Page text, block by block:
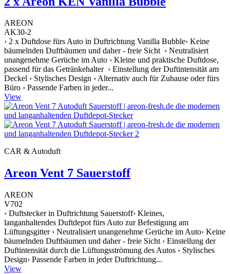
AREON
AK30-2
› 2 x Duftdose fürs Auto in Duftrichtung Vanilla Bubble› Keine
bäumelnden Duftbäumen und daher - freie Sicht › Neutralisiert
unangenehme Gerüche im Auto › Kleine und praktische Duftdose,
passend für das Getränkehalter › Einstellung der Duftintensität am
Deckel › Stylisches Design › Alternativ auch für Zuhause oder fürs
Büro › Passende Farben in jeder...
View
CAR & Autoduft
Areon Vent 7 Sauerstoff
AREON
V702
› Duftstecker in Duftrichtung Sauerstoff› Kleines,
langanhaltendes Duftdepot fürs Auto zur Befestigung am
Lüftungsgitter › Neutralisiert unangenehme Gerüche im Auto› Keine
bäumelnden Duftbäumen und daher - freie Sicht › Einstellung der
Duftintensität durch die Lüftungsströmung des Autos › Stylisches
Design› Passende Farben in jeder Duftrichtung...
View